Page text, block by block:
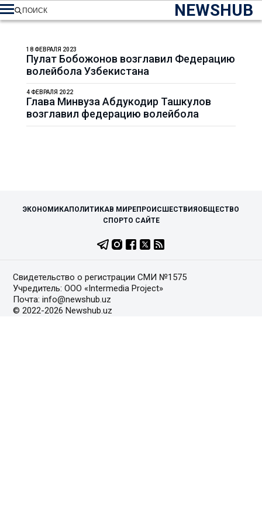
NEWSHUB
ПОИСК
Пулат Бобожонов возглавил Федерацию
волейбола Узбекистана
18 ФЕВРАЛЯ 2023
Глава Минвуза Абдукодир Ташкулов
возглавил федерацию волейбола
4 ФЕВРАЛЯ 2022
ЭКОНОМИКАПОЛИТИКАВ МИРЕПРОИСШЕСТВИЯ ОБЩЕСТВО
СПОРТО САЙТЕ
Свидетельство о регистрации СМИ №1575
Учредитель: ООО «Intermedia Project»
Почта: info@newshub.uz
© 2022-2026 Newshub.uz